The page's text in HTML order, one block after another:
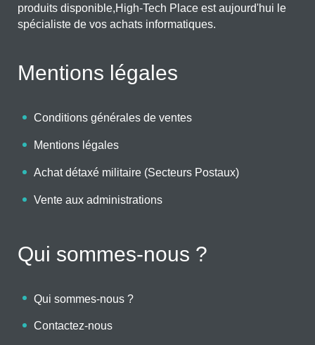
produits disponible,High-Tech Place est aujourd'hui le
spécialiste de vos achats informatiques.
Mentions légales
Conditions générales de ventes
Mentions légales
Achat détaxé militaire (Secteurs Postaux)
Vente aux administrations
Qui sommes-nous ?
Qui sommes-nous ?
Contactez-nous